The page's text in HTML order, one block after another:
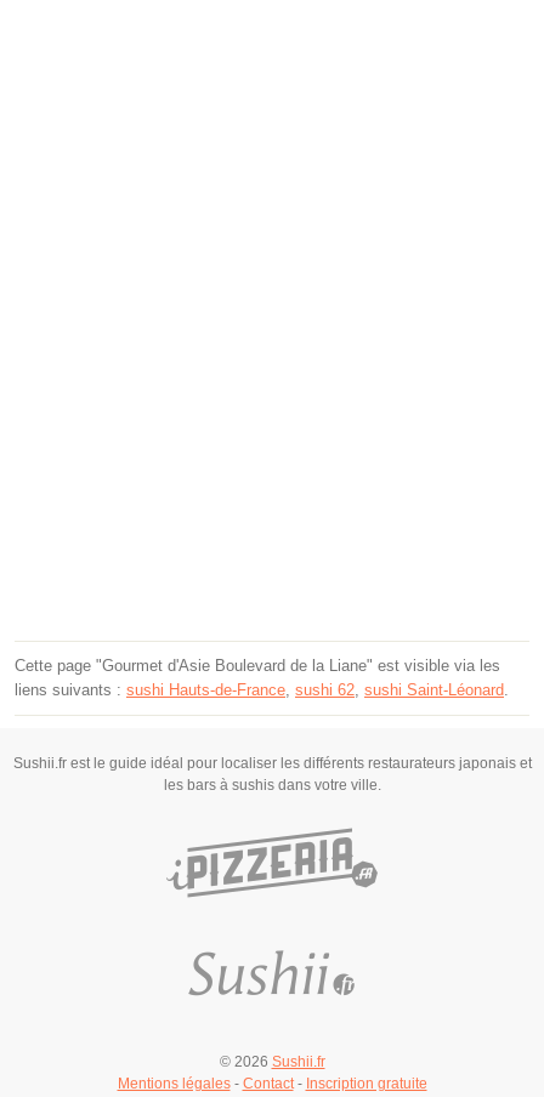
Cette page "Gourmet d'Asie Boulevard de la Liane" est visible via les
liens suivants : sushi Hauts-de-France, sushi 62, sushi Saint-Léonard.
Sushii.fr est le guide idéal pour localiser les différents restaurateurs japonais et
les bars à sushis dans votre ville.
© 2026 Sushii.fr
Mentions légales- Contact- Inscription gratuite